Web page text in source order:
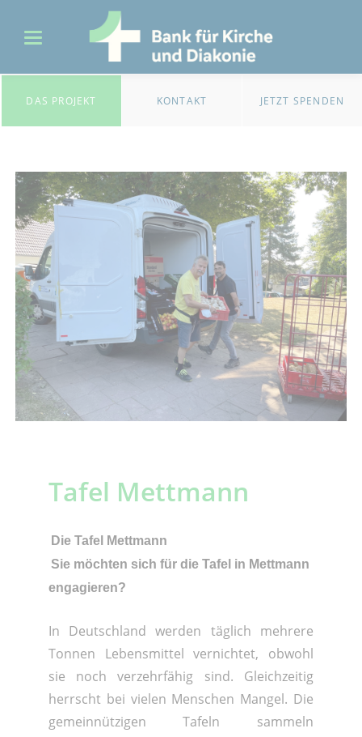
DAS PROJEKT KONTAKT JETZT SPENDEN
Tafel Mettmann
Die Tafel Mettmann
Sie möchten sich für die Tafel in Mettmann
engagieren?
In Deutschland werden täglich mehrere
Tonnen Lebensmittel vernichtet, obwohl
sie noch verzehrfähig sind. Gleichzeitig
herrscht bei vielen Menschen Mangel. Die
gemeinnützigen Tafeln sammeln